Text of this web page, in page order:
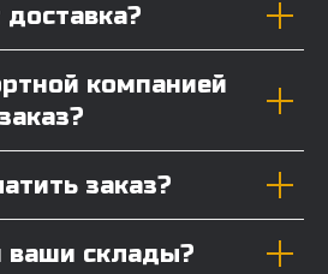
компанией
заказ?
ваши склады?